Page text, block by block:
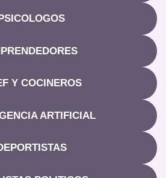
PSICOLOGOS
Y COCINEROS
ARTIFICIAL